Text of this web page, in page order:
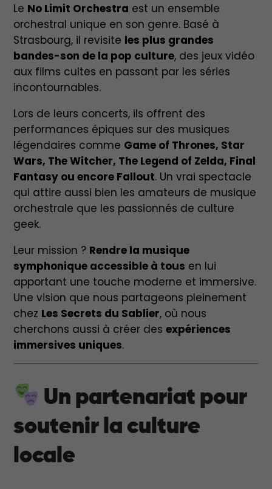
Le No Limit Orchestra est un ensemble
orchestral unique en son genre. Basé à
Strasbourg, il revisite les plus grandes
bandes-son de la pop culture, des jeux vidéo
aux films cultes en passant par les séries
incontournables.
Lors de leurs concerts, ils offrent des
performances épiques sur des musiques
légendaires comme Game of Thrones, Star
Wars, The Witcher, The Legend of Zelda, Final
Fantasy ou encore Fallout. Un vrai spectacle
qui attire aussi bien les amateurs de musique
orchestrale que les passionnés de culture
geek.
Leur mission ? Rendre la musique
symphonique accessible à tous en lui
apportant une touche moderne et immersive.
Une vision que nous partageons pleinement
chez Les Secrets du Sablier, où nous
cherchons aussi à créer desexpériences
immersives uniques.
Un partenariat pour
soutenir la culture
locale